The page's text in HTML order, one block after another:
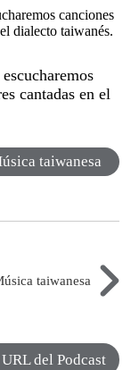
canciones
dialecto taiwanés.
cantadas en el
taiwanesa
taiwanesa
del Podcast